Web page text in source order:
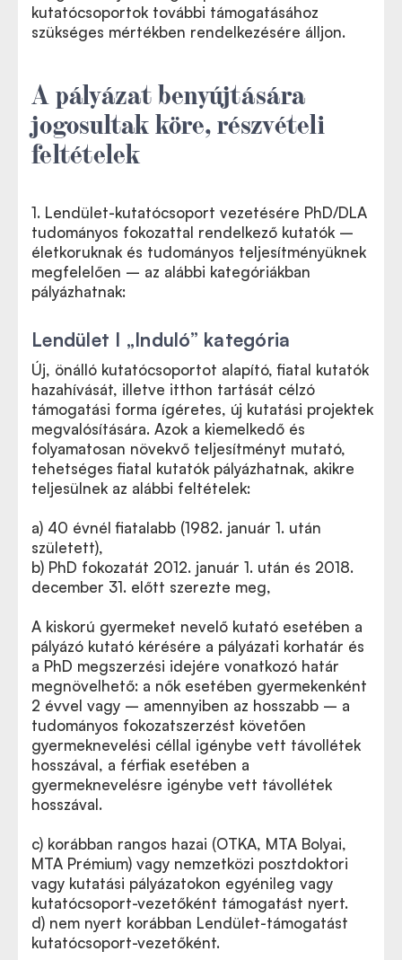
kutatócsoportok további támogatásához
szükséges mértékben rendelkezésére álljon.
A pályázat benyújtására
jogosultak köre, részvételi
feltételek
1. Lendület-kutatócsoport vezetésére PhD/DLA
tudományos fokozattal rendelkező kutatók –
életkoruknak és tudományos teljesítményüknek
megfelelően – az alábbi kategóriákban
pályázhatnak:
Lendület I „Induló” kategória
Új, önálló kutatócsoportot alapító, fiatal kutatók
hazahívását, illetve itthon tartását célzó
támogatási forma ígéretes, új kutatási projektek
megvalósítására. Azok a kiemelkedő és
folyamatosan növekvő teljesítményt mutató,
tehetséges fiatal kutatók pályázhatnak, akikre
teljesülnek az alábbi feltételek:
a) 40 évnél fiatalabb (1982. január 1. után
született),
b) PhD fokozatát 2012. január 1. után és 2018.
december 31. előtt szerezte meg,
A kiskorú gyermeket nevelő kutató esetében a
pályázó kutató kérésére a pályázati korhatár és
a PhD megszerzési idejére vonatkozó határ
megnövelhető: a nők esetében gyermekenként
2 évvel vagy – amennyiben az hosszabb – a
tudományos fokozatszerzést követően
gyermeknevelési céllal igénybe vett távollétek
hosszával, a férfiak esetében a
gyermeknevelésre igénybe vett távollétek
hosszával.
c) korábban rangos hazai (OTKA, MTA Bolyai,
MTA Prémium) vagy nemzetközi posztdoktori
vagy kutatási pályázatokon egyénileg vagy
kutatócsoport-vezetőként támogatást nyert.
d) nem nyert korábban Lendület-támogatást
kutatócsoport-vezetőként.